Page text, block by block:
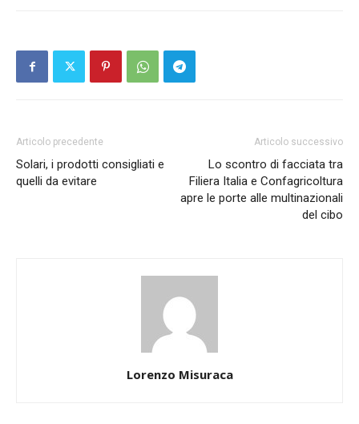
Articolo precedente
Solari, i prodotti consigliati e
quelli da evitare
Articolo successivo
Lo scontro di facciata tra
Filiera Italia e Confagricoltura
apre le porte alle multinazionali
del cibo
Lorenzo Misuraca